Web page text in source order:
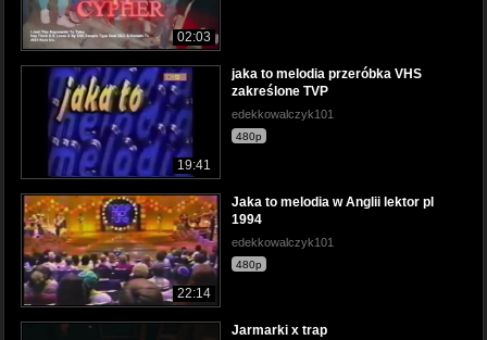
02:03
19:41
jaka to melodia przeróbka VHS
zakreślone TVP
edekkowalczyk101
480p
22:14
Jaka to melodia w Anglii lektor pl
1994
edekkowalczyk101
480p
Jarmarki x trap